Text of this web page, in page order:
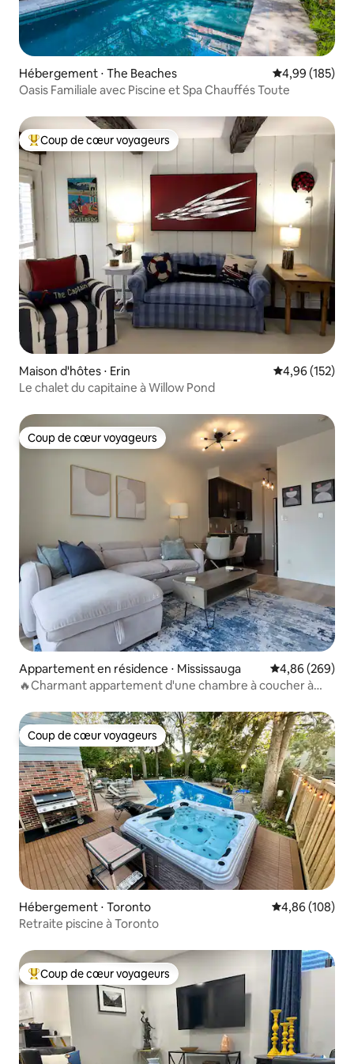
Hébergement ⋅ The Beaches Évaluation
4,99 (185)
Oasis Familiale avec Piscine et Spa Chauffés Toute
Coups de cœur voyageurs les plus appréciés
Coup de cœur voyageurs
Maison d'hôtes ⋅ Erin Évaluation
4,96 (152)
Le chalet du capitaine à Willow Pond
Coup de cœur voyageurs
Coup de cœur voyageurs
Appartement en résidence ⋅ Mississauga Évaluation
4,86 (269)
🔥Charmant appartement d'une chambre à coucher à
Coup de cœur voyageurs
Coup de cœur voyageurs
Hébergement ⋅ Toronto Évaluation
4,86 (108)
Retraite piscine à Toronto
Coups de cœur voyageurs les plus appréciés
Coup de cœur voyageurs